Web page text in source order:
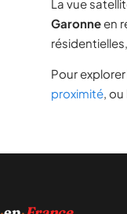
La vue
Garonneen
Pour explorer
proximité, ou